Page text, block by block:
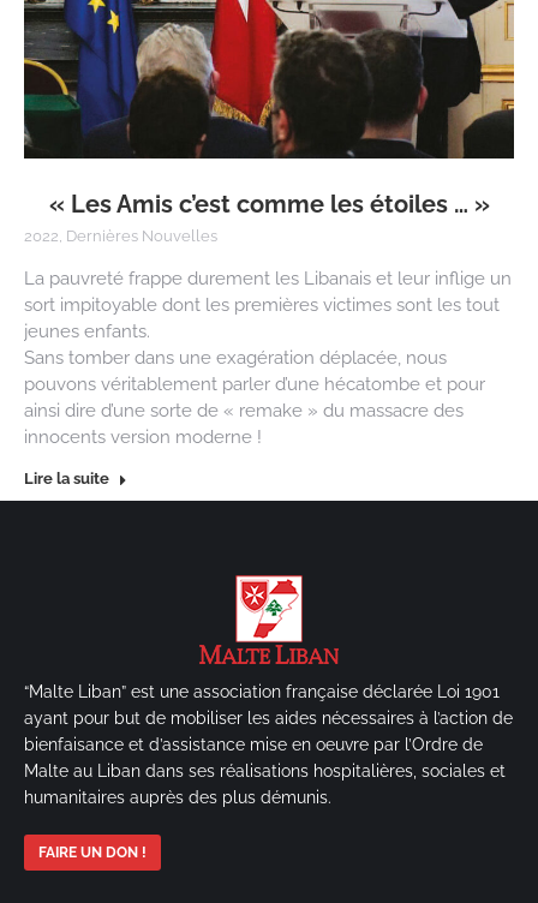
« Les Amis c’est comme les étoiles … »
2022, Dernières Nouvelles
La pauvreté frappe durement les Libanais et leur inflige un
sort impitoyable dont les premières victimes sont les tout
jeunes enfants.
Sans tomber dans une exagération déplacée, nous
pouvons véritablement parler d’une hécatombe et pour
ainsi dire d’une sorte de « remake » du massacre des
innocents version moderne !
Lire la suite
“Malte Liban” est une association française déclarée Loi 1901
ayant pour but de mobiliser les aides nécessaires à l’action de
bienfaisance et d’assistance mise en oeuvre par l’Ordre de
Malte au Liban dans ses réalisations hospitalières, sociales et
humanitaires auprès des plus démunis.
FAIRE UN DON !